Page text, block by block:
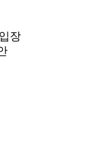
장